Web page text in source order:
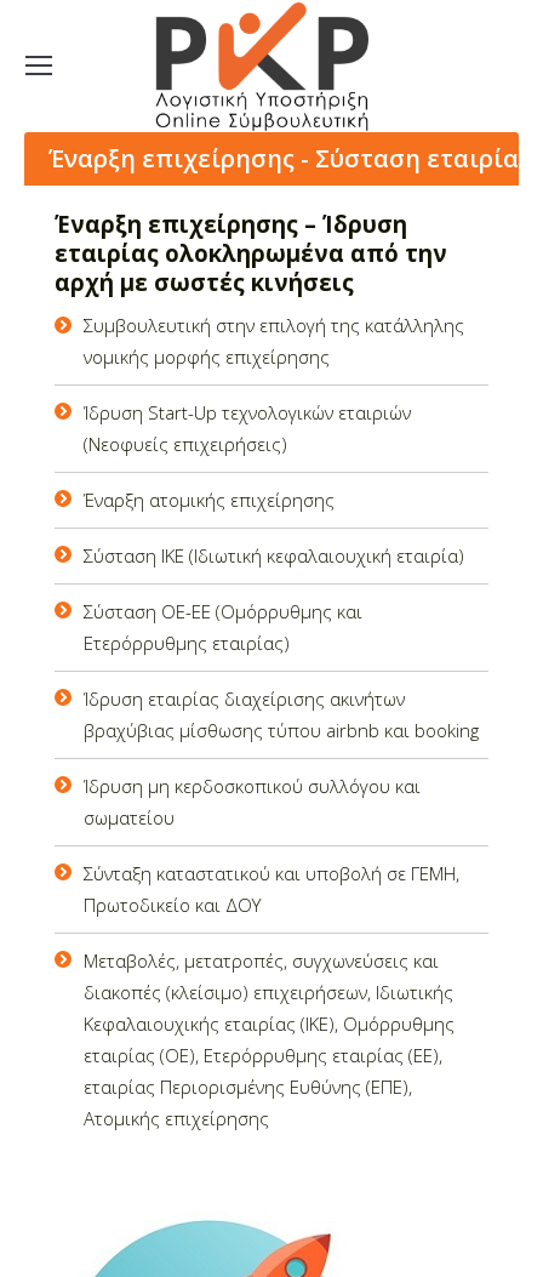
Έναρξη επιχείρησης - Σύσταση εταιρίας
Έναρξη επιχείρησης – Ίδρυση
εταιρίας ολοκληρωμένα από την
αρχή με σωστές κινήσεις
Συμβουλευτική στην επιλογή της κατάλληλης
νομικής μορφής επιχείρησης
Ίδρυση Start-Up τεχνολογικών εταιριών
(Νεοφυείς επιχειρήσεις)
Έναρξη ατομικής επιχείρησης
Σύσταση ΙΚΕ (Ιδιωτική κεφαλαιουχική εταιρία)
Σύσταση ΟΕ-ΕΕ (Ομόρρυθμης και
Ετερόρρυθμης εταιρίας)
Ίδρυση εταιρίας διαχείρισης ακινήτων
βραχύβιας μίσθωσης τύπου airbnb και booking
Ίδρυση μη κερδοσκοπικού συλλόγου και
σωματείου
Σύνταξη καταστατικού και υποβολή σε ΓΕΜΗ,
Πρωτοδικείο και ΔΟΥ
Μεταβολές, μετατροπές, συγχωνεύσεις και
διακοπές (κλείσιμο) επιχειρήσεων, Ιδιωτικής
Κεφαλαιουχικής εταιρίας (ΙΚΕ), Ομόρρυθμης
εταιρίας (ΟΕ), Ετερόρρυθμης εταιρίας (ΕΕ),
εταιρίας Περιορισμένης Ευθύνης (ΕΠΕ),
Ατομικής επιχείρησης